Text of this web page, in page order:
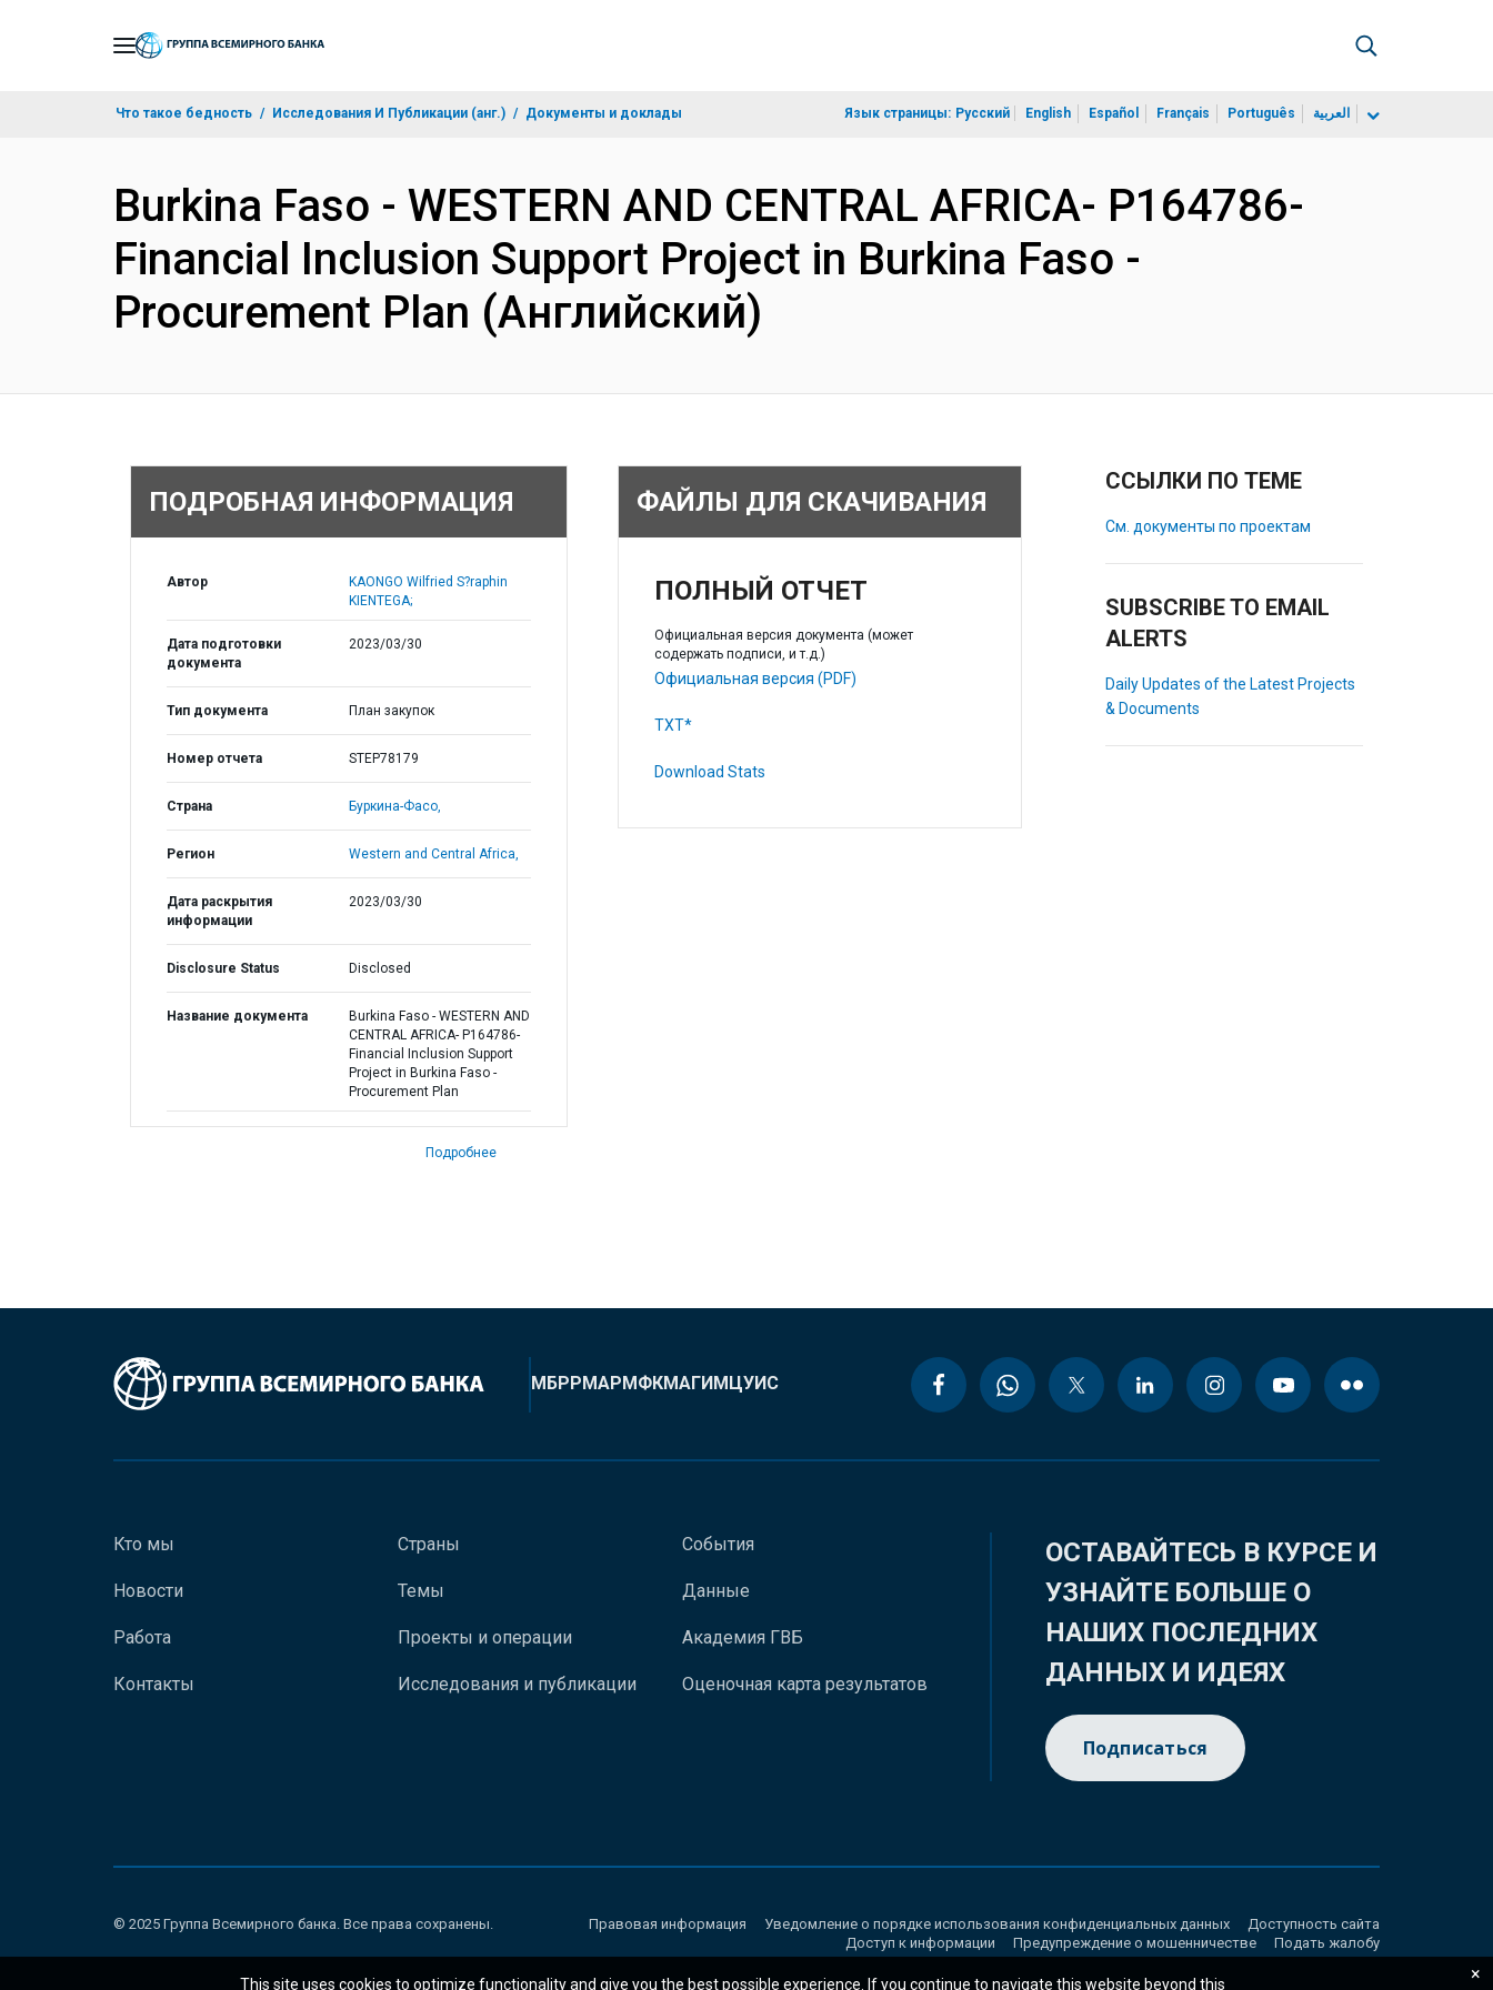
Что такое бедность Исследования И Публикации (анг.) Документы и доклады Язык страницы: Русский English Español Français Português العربية
Burkina Faso - WESTERN AND CENTRAL AFRICA- P164786-
Financial Inclusion Support Project in Burkina Faso -
Procurement Plan (Английский)
ПОДРОБНАЯ ИНФОРМАЦИЯ
Автор
KAONGO Wilfried S?raphin
KIENTEGA;
Дата подготовки
документа
2023/03/30
Тип документа План закупок
Номер отчета STEP78179
Страна Буркина-Фасо,
Регион Western and Central Africa,
Дата раскрытия
информации
2023/03/30
Disclosure Status Disclosed
Название документа
Burkina Faso - WESTERN AND
CENTRAL AFRICA- P164786-
Financial Inclusion Support
Project in Burkina Faso -
Procurement Plan
Подробнее
ФАЙЛЫ ДЛЯ СКАЧИВАНИЯ
ПОЛНЫЙ ОТЧЕТ
Официальная версия документа (может
содержать подписи, и т.д.)
Официальная версия (PDF)
TXT*
Download Stats
ССЫЛКИ ПО ТЕМЕ
См. документы по проектам
SUBSCRIBE TO EMAIL
ALERTS
Daily Updates of the Latest Projects
& Documents
МБРРМАРМФКМАГИМЦУИС
Кто мы
Новости
Работа
Контакты
Страны
Темы
Проекты и операции
Исследования и публикации
События
Данные
Академия ГВБ
Оценочная карта результатов
ОСТАВАЙТЕСЬ В КУРСЕ И
УЗНАЙТЕ БОЛЬШЕ О
НАШИХ ПОСЛЕДНИХ
ДАННЫХ И ИДЕЯХ
Подписаться
© 2025 Группа Всемирного банка. Все права сохранены. Правовая информация Уведомление о порядке использования конфиденциальных данных
Доступность сайта
Доступ к информации
Предупреждение о мошенничестве Подать жалобу
This site uses cookies to optimize functionality and give you the best possible experience. If you continue to navigate this website beyond this ×